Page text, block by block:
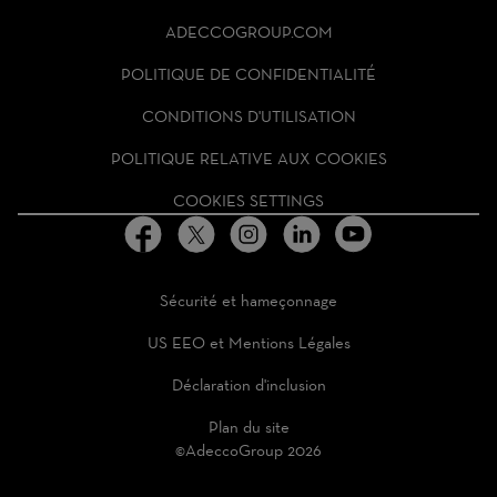
GROUP
HOMEPAGE
ADECCOGROUP.COM
POLITIQUE DE CONFIDENTIALITÉ
CONDITIONS D'UTILISATION
POLITIQUE RELATIVE AUX COOKIES
COOKIES SETTINGS
Sécurité et hameçonnage
US EEO et Mentions Légales
Déclaration d'inclusion
Plan du site
©AdeccoGroup 2026